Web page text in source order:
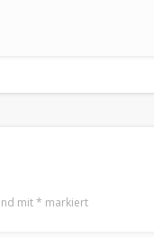
mit* markiert